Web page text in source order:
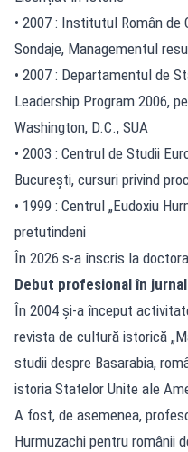
• 2007 : Institutul Român
Sondaje, Managementul
• 2007 : Departamentul de
Leadership Program 2006,
Washington, D.C., SUA
• 2003 : Centrul de Studii
București, cursuri privind
• 1999 : Centrul „Eudoxiu
pretutindeni
În 2026 s-a înscris la
Debut profesional în
În 2004 și-a început
revista de cultură istorică
studii despre Basarabia,
istoria Statelor Unite ale
A fost, de asemenea,
Hurmuzachi pentru românii